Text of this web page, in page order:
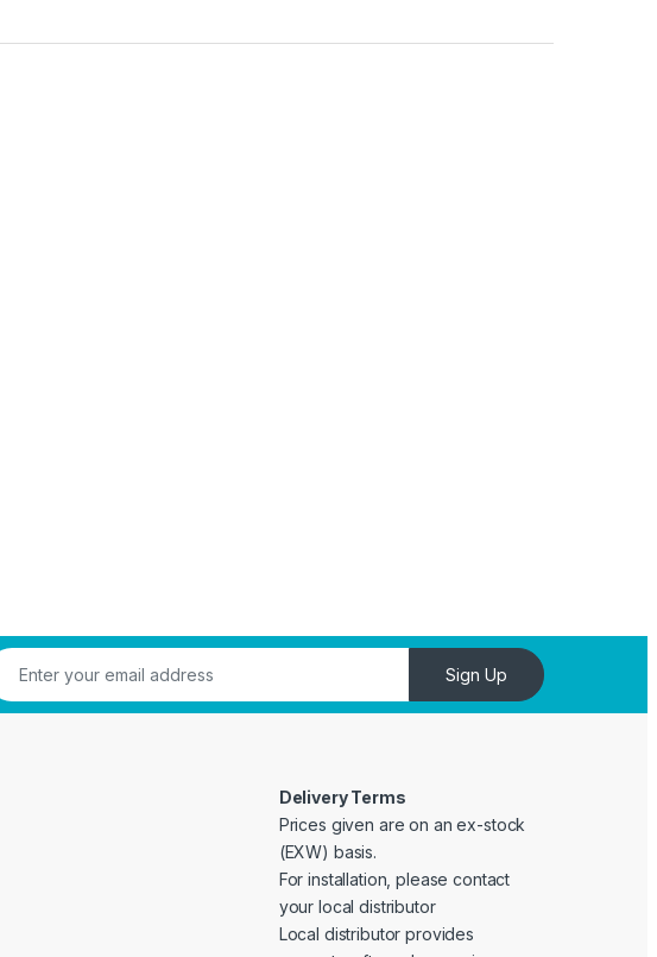
Sign Up
Delivery Terms
Prices given are on an ex-stock
(EXW) basis.
For installation, please contact
your local distributor
Local distributor provides